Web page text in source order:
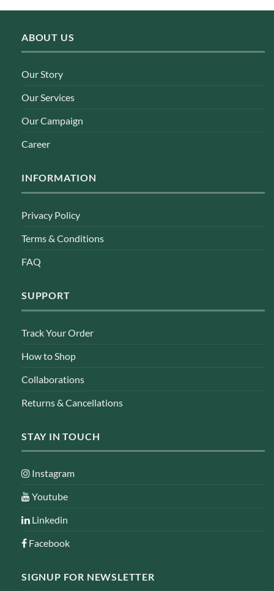
ABOUT US
Our Story
Our Services
Our Campaign
Career
INFORMATION
Privacy Policy
Terms & Conditions
FAQ
SUPPORT
Track Your Order
How to Shop
Collaborations
Returns & Cancellations
STAY IN TOUCH
Instagram
Youtube
Linkedin
Facebook
SIGNUP FOR NEWSLETTER